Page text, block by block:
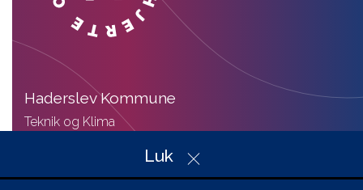
Luk
Haderslev Kommune
Teknik og Klima